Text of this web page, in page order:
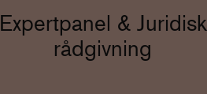
Expertpanel & Juridisk
rådgivning